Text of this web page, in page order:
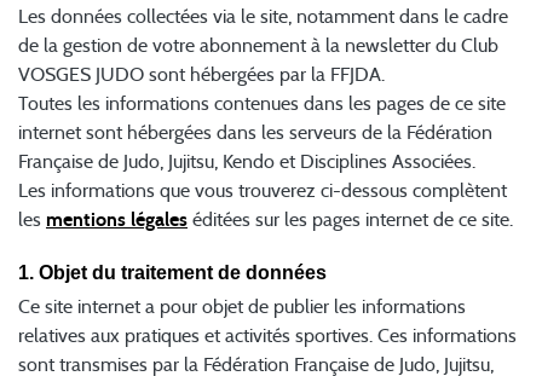
Les données collectées via le site, notamment dans le cadre
de la gestion de votre abonnement à la newsletter du Club
VOSGES JUDO sont hébergées par la FFJDA.
Toutes les informations contenues dans les pages de ce site
internet sont hébergées dans les serveurs de la Fédération
Française de Judo, Jujitsu, Kendo et Disciplines Associées.
Les informations que vous trouverez ci-dessous complètent
les mentions légales éditées sur les pages internet de ce site.
1. Objet du traitement de données
Ce site internet a pour objet de publier les informations
relatives aux pratiques et activités sportives. Ces informations
sont transmises par la Fédération Française de Judo, Jujitsu,